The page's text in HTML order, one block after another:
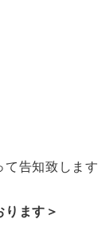
告知致します
ります＞